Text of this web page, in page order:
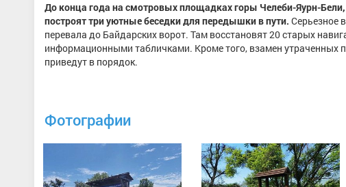
До конца года на смотровых площадках горы Челеби-Яурн-
построят три уютные беседки для передышки в пути. Серьезное
перевала до Байдарских ворот. Там восстановят 20 старых
информационными табличками. Кроме того, взамен
приведут в порядок.
Фотографии